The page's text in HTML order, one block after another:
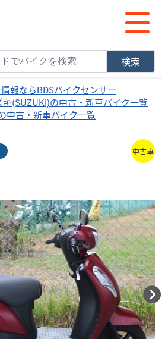
検索
報ならBDSバイクセンサー
キ(SUZUKI)の中古・新車バイク一覧
中古・新車バイク一覧
中古車